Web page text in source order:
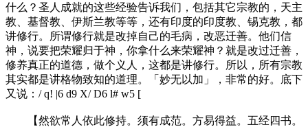
什么？圣人成就的这些经验告诉我们，包括其它宗教的，天主
教、基督教、伊斯兰教等等，还有印度的印度教、锡克教，都
讲修行。所谓修行就是改掉自己的毛病，改恶迁善。他们信
神，说要把荣耀归于神，你拿什么来荣耀神？就是改过迁善，
修养真正的道德，做个义人，这都是讲修行。所以，所有宗教
其实都是讲格物致知的道理。「妙无以加」，非常的好。底下
又说： / q! |6 d9 X/ D6 l# w5 [
【然欲常人依此修持。须有成范。方易得益。五经四书。